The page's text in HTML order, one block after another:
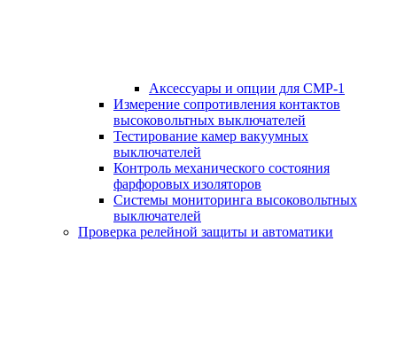
Аксессуары и опции для СМР-1
Измерение сопротивления контактов
высоковольтных выключателей
Тестирование камер вакуумных
выключателей
Контроль механического состояния
фарфоровых изоляторов
Системы мониторинга высоковольтных
выключателей
Проверка релейной защиты и автоматики